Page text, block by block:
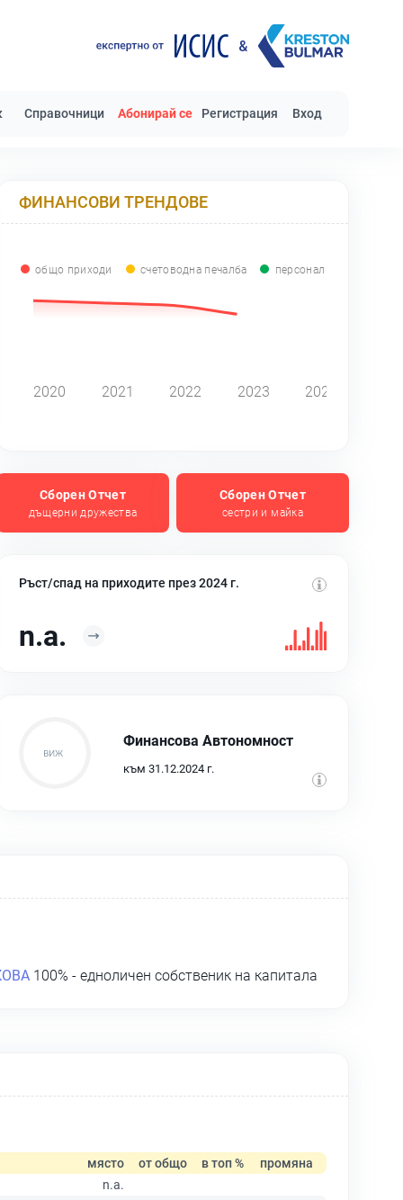
Справочници Абонирай се Регистрация Вход
ФИНАНСОВИ ТРЕНДОВЕ
общо приходи счетоводна печалба персонал
2020 2021 2022 2023 2024
Сборен Отчет
дъщерни дружества
Сборен Отчет
сестри и майка
Ръст/спад на приходите през 2024 г.
n.a.
Финансова Автономност
към 31.12.2024 г.
100% - едноличен собственик на капитала
място от общо в топ %
промяна
n.a.